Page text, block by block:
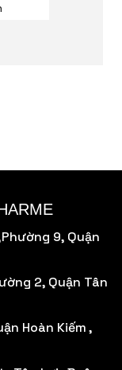
9, Quận
2, Quận Tân
Hoàn Kiếm ,